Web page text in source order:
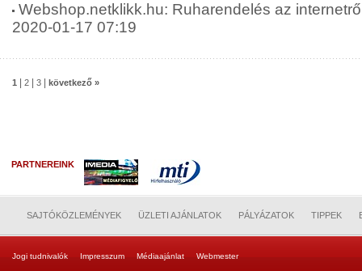
Webshop.netklikk.hu: Ruharendelés az
2020-01-17 07:19
1 2 3 következő »
PARTNEREINK
SAJTÓKÖZLEMÉNYEK ÜZLETI AJÁNLATOK PÁLYÁZATOK TIPPEK
Jogi tudnivalók Impresszum Médiaajánlat Webmester